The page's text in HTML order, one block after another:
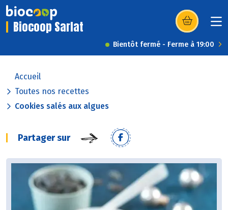
Biocoop Sarlat (s’ouvre dans
Bientôt fermé - Ferme à 19:00
Accueil
Toutes nos recettes
Cookies salés aux algues
Partager sur